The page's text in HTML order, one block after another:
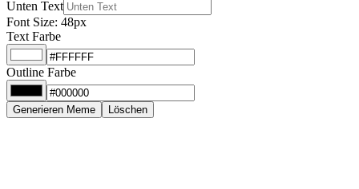
Unten Text
Font Size: 48px
Text Farbe
Outline Farbe
Generieren Meme Löschen